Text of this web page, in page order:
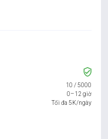
10 /5000
0–12 giờ
Tối đa 5K/ngày